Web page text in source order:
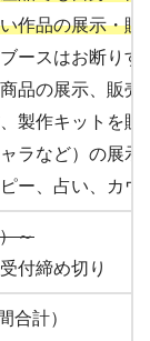
作品の展示・販
ースはお断りす
品の展示、販売
製作キットを販
ラなど）の展示
ー、占い、カウ
～
付締め切り
合計）